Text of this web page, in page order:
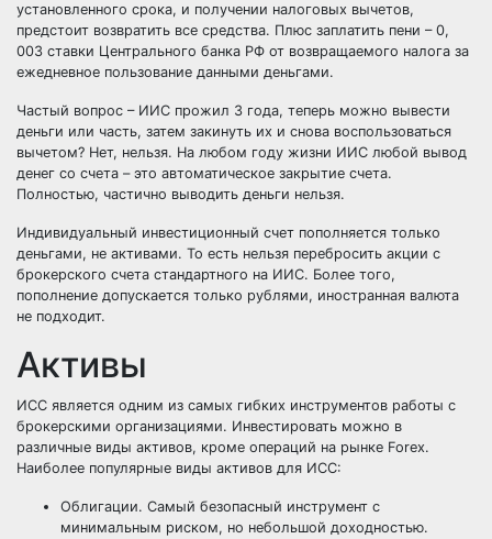
установленного срока, и получении налоговых вычетов,
предстоит возвратить все средства. Плюс заплатить пени – 0,
003 ставки Центрального банка РФ от возвращаемого налога за
ежедневное пользование данными деньгами.
Частый вопрос – ИИС прожил 3 года, теперь можно вывести
деньги или часть, затем закинуть их и снова воспользоваться
вычетом? Нет, нельзя. На любом году жизни ИИС любой вывод
денег со счета – это автоматическое закрытие счета.
Полностью, частично выводить деньги нельзя.
Индивидуальный инвестиционный счет пополняется только
деньгами, не активами. То есть нельзя перебросить акции с
брокерского счета стандартного на ИИС. Более того,
пополнение допускается только рублями, иностранная валюта
не подходит.
Активы
ИСС является одним из самых гибких инструментов работы с
брокерскими организациями. Инвестировать можно в
различные виды активов, кроме операций на рынке Forex.
Наиболее популярные виды активов для ИСС:
Облигации. Самый безопасный инструмент с
минимальным риском, но небольшой доходностью.